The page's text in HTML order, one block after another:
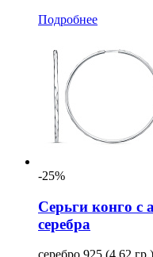
Подробнее
-25%
Серьги конго с
серебра